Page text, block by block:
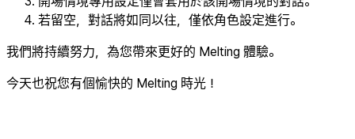
若留空，對話將如同以往，僅依角色設定進行。
我們將持續努力，為您帶來更好的 Melting 體驗。
今天也祝您有個愉快的 Melting 時光！